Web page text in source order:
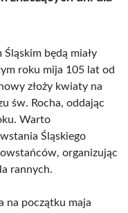
będą miały
roku mija 105 lat od
złoży kwiaty na
św. Rocha, oddając
Warto
Śląskiego
organizując
rannych.
na początku maja